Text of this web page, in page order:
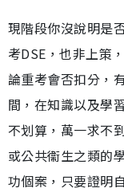
現階段你沒說明是
考DSE，也非上策
論重考會否扣分，
間，在知識以及學
不划算，萬一求不
或公共衞生之類的
功個案，只要證明